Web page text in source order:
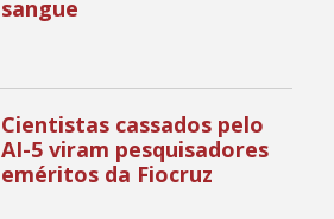
sangue
Cientistas cassados pelo
AI-5 viram pesquisadores
eméritos da Fiocruz